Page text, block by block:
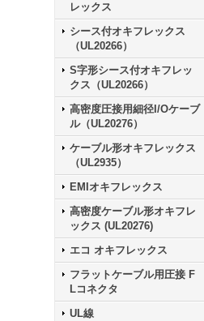
レックス
シース付オキフレックス
（UL20266）
S字形シース付オキフレッ
クス（UL20266）
高密度圧接用細径I/Oケーブ
ル（UL20276）
ケーブル形オキフレックス
（UL2935）
EMIオキフレックス
高密度ケーブル形オキフレ
ックス (UL20276)
エコ オキフレックス
フラットケーブル用圧接 F
Lコネクタ
UL線